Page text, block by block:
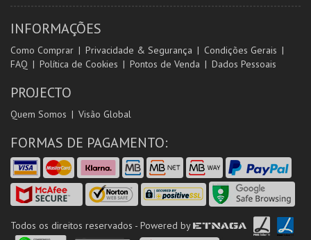
INFORMAÇÕES
Como Comprar Privacidade & Segurança
Condições Gerais
FAQ
Política de Cookies Pontos de Venda Dados Pessoais
PROJECTO
Quem Somos Visão Global
FORMAS DE PAGAMENTO:
Todos os direitos reservados - Powered by ETNAGA